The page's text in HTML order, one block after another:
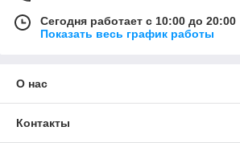
Сегодня работает с 10:00 до 20:00
Показать весь график работы
О нас
Контакты